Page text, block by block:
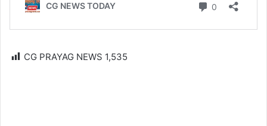
CG PRAYAG NEWS 1,535